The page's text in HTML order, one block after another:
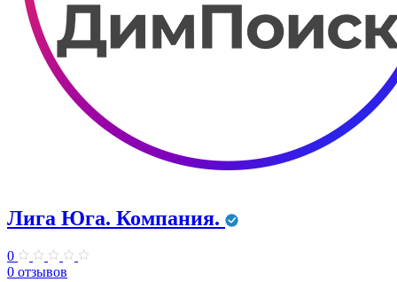
Лига Юга. Компания.
0
0 отзывов